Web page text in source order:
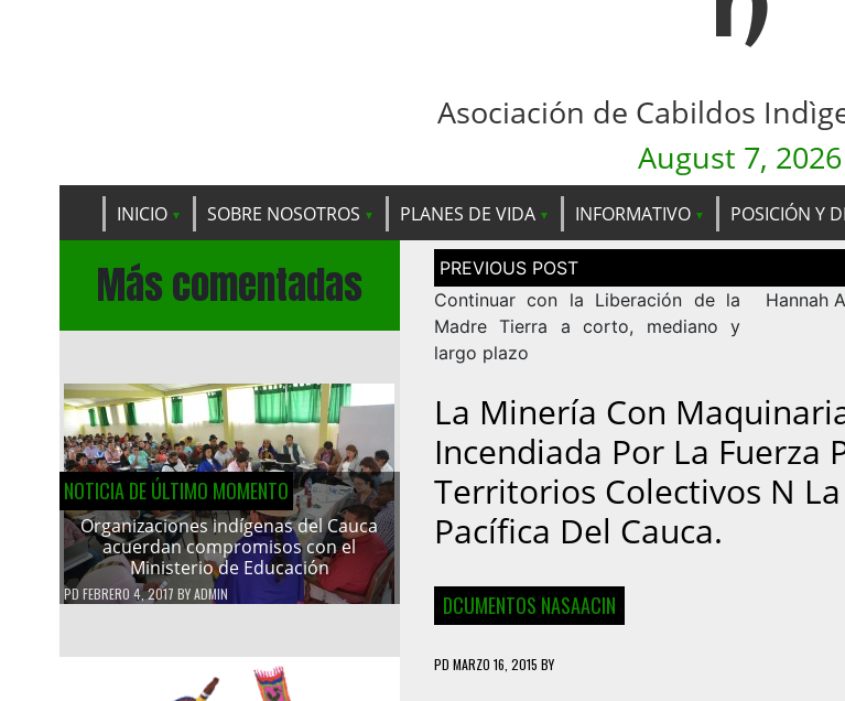
Asociación de Cabildos
August 7, 2026
INICIO SOBRE NOSOTROS PLANES DE VIDA INFORMATIVO POSICIÓN Y
Más comentadas
NOTICIA DE ÚLTIMO MOMENTO
Organizaciones indígenas del Cauca
acuerdan compromisos con el
Ministerio de Educación
PD FEBRERO 4, 2017 BYADMIN
Navegación
de
entradas
Continuar con la Liberación de la
Madre Tierra a corto, mediano y
largo plazo
Hannah
La Minería Con
Incendiada Por La Fuerza
Territorios Colectivos N
Pacífica Del Cauca.
DCUMENTOS NASAACIN
PD MARZO 16, 2015 BY